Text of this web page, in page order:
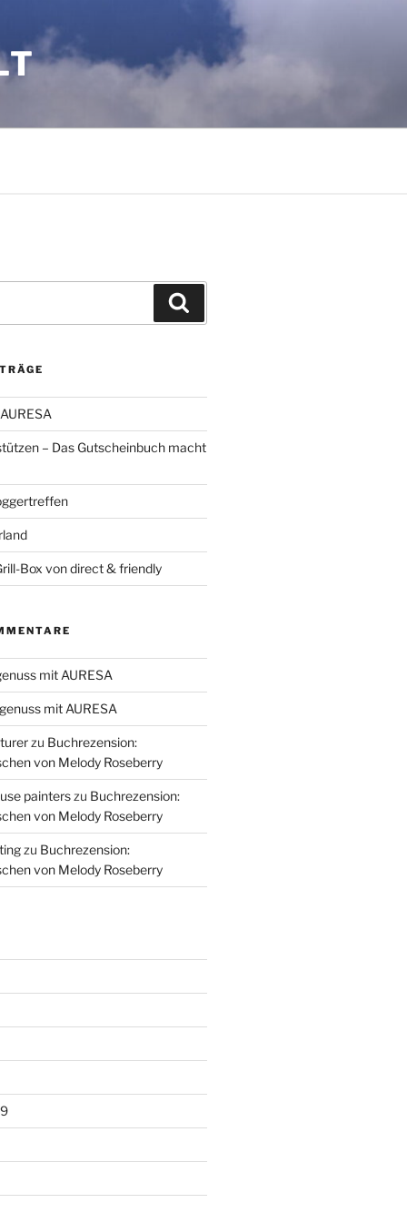
– Das Gutscheinbuch macht
Box von direct & friendly
mit AURESA
mit AURESA
zu Buchrezension:
von Melody Roseberry
painterszu Buchrezension:
von Melody Roseberry
zu Buchrezension:
von Melody Roseberry